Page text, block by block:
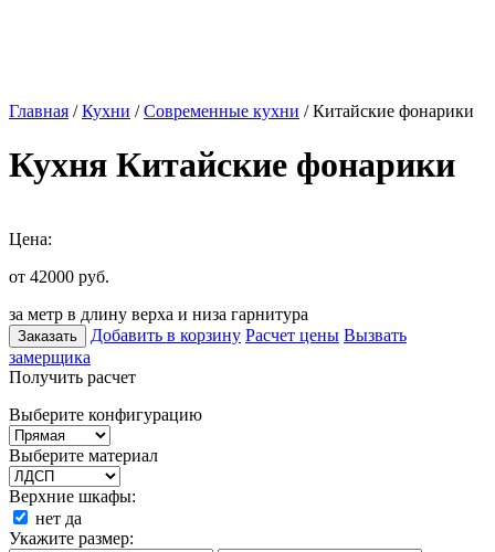
Главная /Кухни /Современные кухни / Китайские фонарики
Кухня Китайские фонарики
Цена:
от 42000 руб.
за метр в длину верха и низа гарнитура
Заказать Добавить в корзину Расчет цены Вызвать
замерщика
Получить расчет
Выберите конфигурацию
Выберите материал
Верхние шкафы:
нет да
Укажите размер: